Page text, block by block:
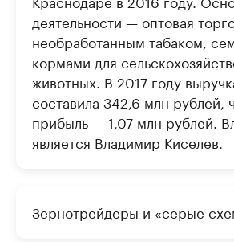
деятельности — оптовая
необработанным табаком,
кормами для
животных. В 2017 году
составила 342,6 млн рублей,
прибыль — 1,07 млн рублей.
является Владимир Киселев.
Зернотрейдеры и «серые